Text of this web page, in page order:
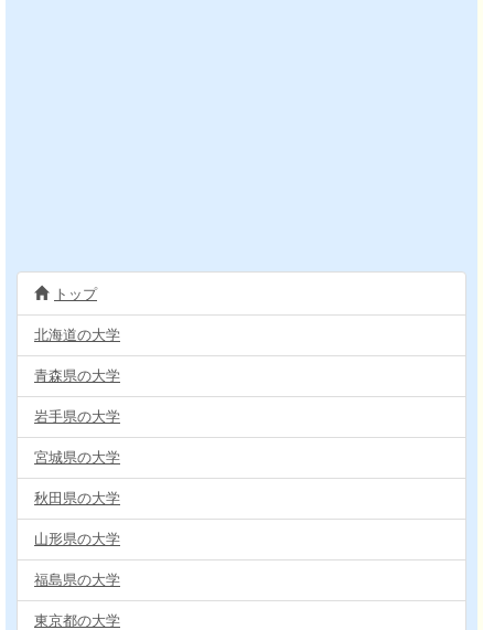
トップ
北海道の大学
青森県の大学
岩手県の大学
宮城県の大学
秋田県の大学
山形県の大学
福島県の大学
東京都の大学